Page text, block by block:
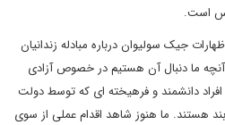
است.
جیک سولیوان درباره مبادله زندانیان
آنچه ما دنبال آن هستیم در خصوص آزادی
دانشمند و فرهیخته ای که توسط دولت
هستند. ما هنوز شاهد اقدام عملی از سوی